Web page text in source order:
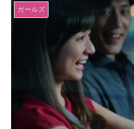
ガールズ